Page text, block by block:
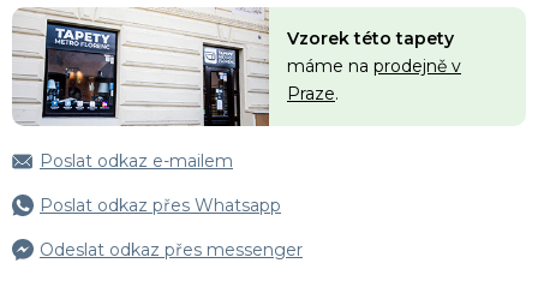
Vzorek této tapety
máme na prodejně v
Praze.
Poslat odkaz e-mailem
Poslat odkaz přes Whatsapp
Odeslat odkaz přes messenger